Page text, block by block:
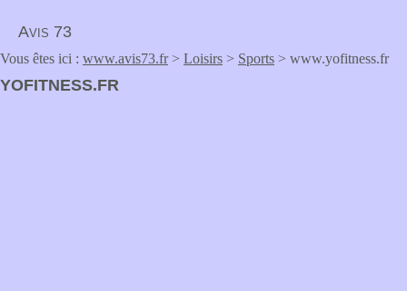
Avis 73
Vous êtes ici : www.avis73.fr> Loisirs > Sports > www.yofitness.fr
YOFITNESS.FR